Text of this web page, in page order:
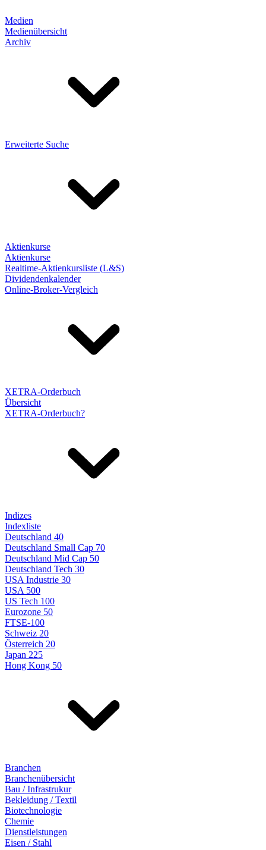
Medien
Medienübersicht
Archiv
Erweiterte Suche
Aktienkurse
Aktienkurse
Realtime-Aktienkursliste (L&S)
Dividendenkalender
Online-Broker-Vergleich
XETRA-Orderbuch
Übersicht
XETRA-Orderbuch?
Indizes
Indexliste
Deutschland 40
Deutschland Small Cap 70
Deutschland Mid Cap 50
Deutschland Tech 30
USA Industrie 30
USA 500
US Tech 100
Eurozone 50
FTSE-100
Schweiz 20
Österreich 20
Japan 225
Hong Kong 50
Branchen
Branchenübersicht
Bau / Infrastrukur
Bekleidung / Textil
Biotechnologie
Chemie
Dienstleistungen
Eisen / Stahl